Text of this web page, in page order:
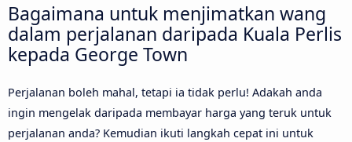
Bagaimana untuk menjimatkan wang
dalam perjalanan daripada Kuala Perlis
kepada George Town
Perjalanan boleh mahal, tetapi ia tidak perlu! Adakah anda
ingin mengelak daripada membayar harga yang teruk untuk
perjalanan anda? Kemudian ikuti langkah cepat ini untuk